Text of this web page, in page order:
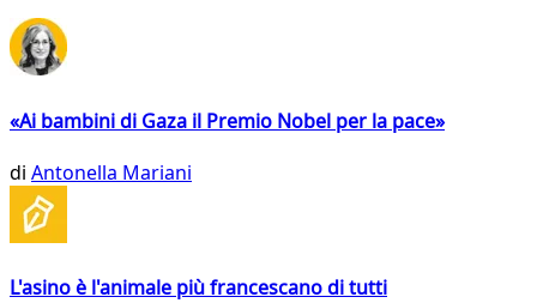
«Ai bambini di Gaza il Premio Nobel per la pace»
di Antonella Mariani
L'asino è l'animale più francescano di tutti